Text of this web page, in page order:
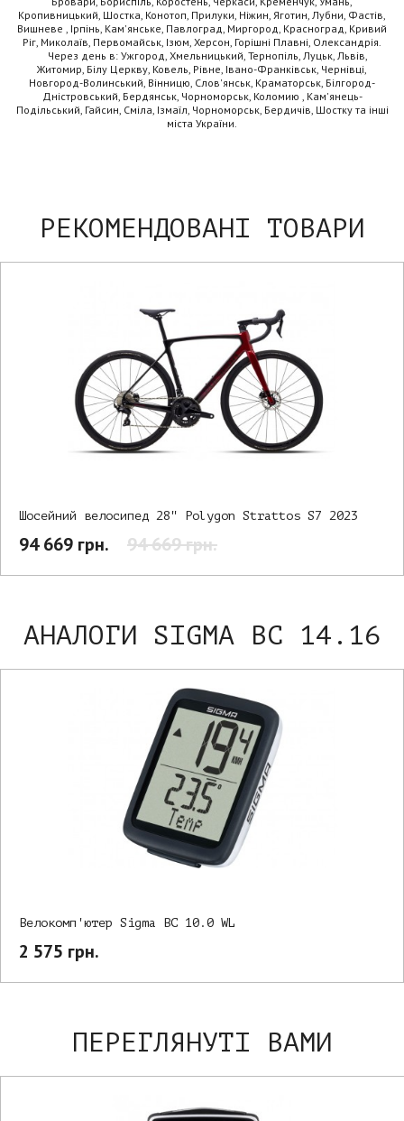
Кропивницький, Шостка, Конотоп, Прилуки, Ніжин, Яготин, Лубни, Фастів,
Вишневе , Ірпінь, Кам'янське, Павлоград, Миргород, Красноград, Кривий
Ріг, Миколаїв, Первомайськ, Ізюм, Херсон, Горішні Плавні, Олександрія.
Через день в: Ужгород, Хмельницький, Тернопіль, Луцьк, Львів,
Житомир, Білу Церкву, Ковель, Рівне, Івано-Франківськ, Чернівці,
Новгород-Волинський, Вінницю, Слов'янськ, Краматорськ, Білгород-
Дністровський, Бердянськ, Чорноморськ, Коломию , Кам'янець-
Подільський, Гайсин, Сміла, Ізмаїл, Чорноморськ, Бердичів, Шостку та інші
міста України.
РЕКОМЕНДОВАНІ ТОВАРИ
Шосейний велосипед 28" Polygon Strattos S7 2023
94 669 грн. 94 669 грн.
АНАЛОГИ SIGMA BC 14.16
Велокомп'ютер Sigma BC 10.0 WL
2 575 грн.
ПЕРЕГЛЯНУТІ ВАМИ